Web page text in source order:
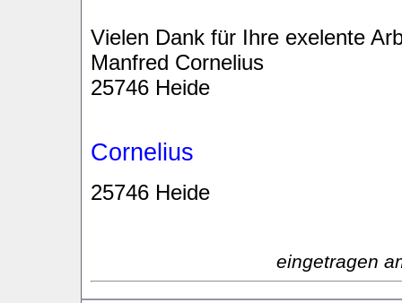
Vielen Dank für Ihre exelente
Manfred Cornelius
25746 Heide
Cornelius
25746 Heide
eingetragen